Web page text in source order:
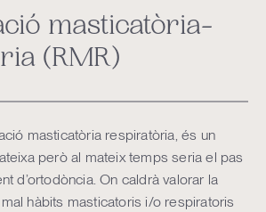
masticatòria-
(RMR)
masticatòria respiratòria, és un
però al mateix temps seria el pas
d’ortodòncia. On caldrà valorar la
hàbits masticatoris i/o respiratoris